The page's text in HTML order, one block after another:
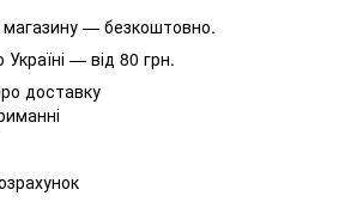
— безкоштовно.
— від 80 грн.
доставку